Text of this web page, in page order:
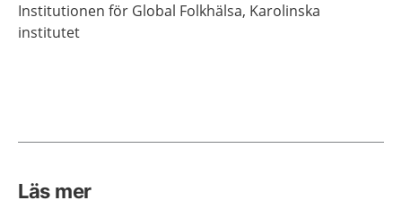
Institutionen för Global Folkhälsa, Karolinska
institutet
Läs mer